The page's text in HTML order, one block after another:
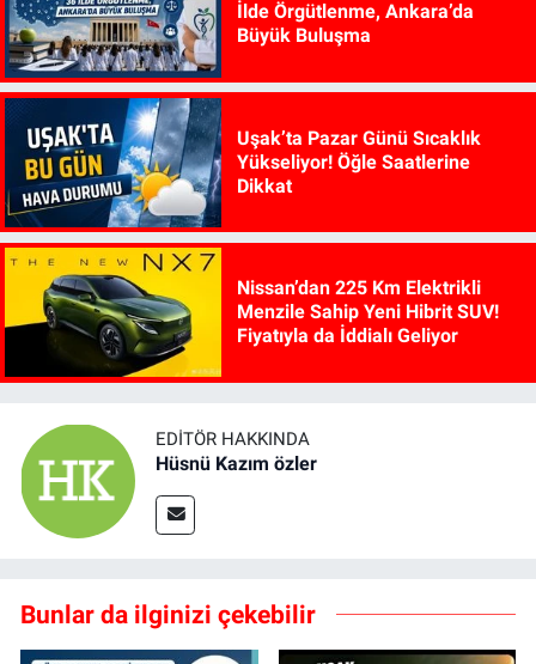
İlde Örgütlenme, Ankara’da
Büyük Buluşma
Uşak’ta Pazar Günü Sıcaklık
Yükseliyor! Öğle Saatlerine
Dikkat
Nissan’dan 225 Km Elektrikli
Menzile Sahip Yeni Hibrit SUV!
Fiyatıyla da İddialı Geliyor
EDITÖR HAKKINDA
Hüsnü Kazım özler
Bunlar da ilginizi çekebilir